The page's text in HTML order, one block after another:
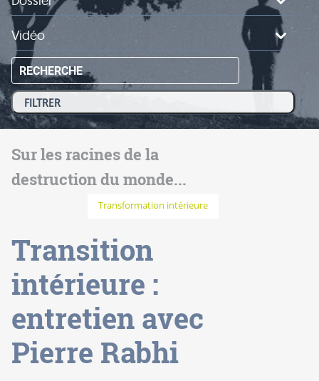
Vidéo
RECHERCHE
Sur les racines de la
destruction du monde...
Transformation intérieure
Transition
intérieure :
entretien avec
Pierre Rabhi